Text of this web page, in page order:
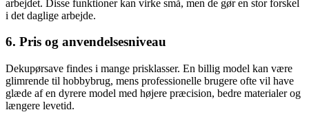
arbejdet. Disse funktioner kan virke små, men de gør en stor forskel
i det daglige arbejde.
6. Pris og anvendelsesniveau
Dekupørsave findes i mange prisklasser. En billig model kan være
glimrende til hobbybrug, mens professionelle brugere ofte vil have
glæde af en dyrere model med højere præcision, bedre materialer og
længere levetid.